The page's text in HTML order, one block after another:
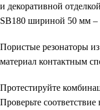
и декоративной
SB180 шириной 50 мм –
Пористые резонаторы
материал контактным
Протестируйте
Проверьте